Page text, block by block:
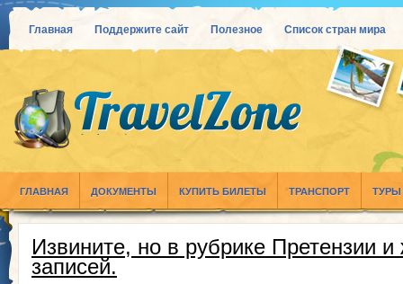
Главная Поддержите сайт Полезное Список стран мира
ГЛАВНАЯ ДОКУМЕНТЫ КУПИТЬ БИЛЕТЫ ТРАНСПОРТ ТУРЫ
Извините, но в рубрике Претензии
записей.